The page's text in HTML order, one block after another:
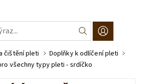
čištění pleti
Doplňky k odlíčení pleti
všechny typy pleti - srdíčko